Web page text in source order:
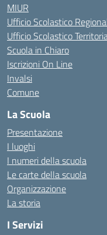
MIUR
Ufficio Scolastico
Ufficio Scolastico
Scuola in Chiaro
Iscrizioni On Line
Invalsi
Comune
La Scuola
Presentazione
I luoghi
I numeri della scuola
Le carte della scuola
Organizzazione
La storia
I Servizi